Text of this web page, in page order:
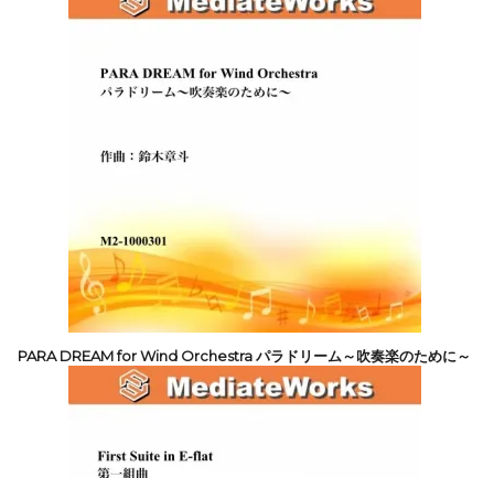
PARA DREAM for Wind Orchestra パラドリーム～吹奏楽のために～
13,200円(税込)